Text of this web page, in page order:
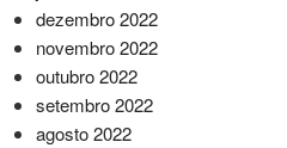
dezembro 2022
novembro 2022
outubro 2022
setembro 2022
agosto 2022